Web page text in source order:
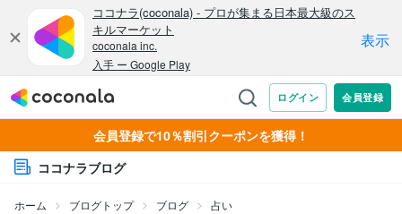
会員登録で10％割引クーポンを獲得！
ココナラブログ
ホーム ブログトップ ブログ 占い